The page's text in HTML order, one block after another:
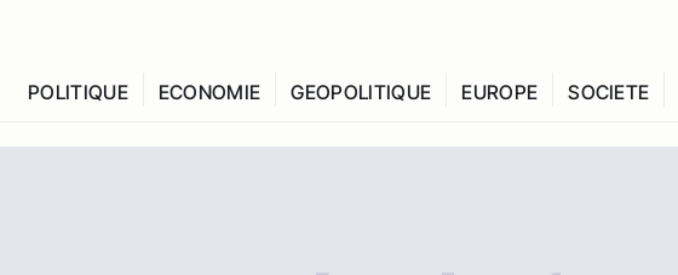
POLITIQUE ECONOMIE GEOPOLITIQUE EUROPE SOCIETE